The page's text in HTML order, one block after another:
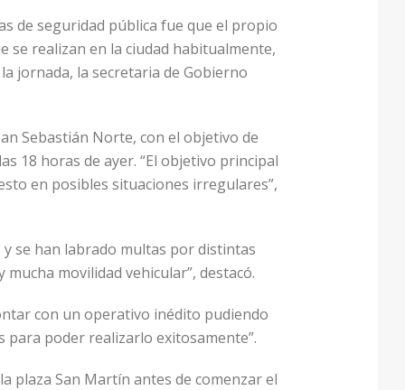
de seguridad pública fue que el propio
se realizan en la ciudad habitualmente,
jornada, la secretaria de Gobierno
Sebastián Norte, con el objetivo de
18 horas de ayer. “El objetivo principal
en posibles situaciones irregulares”,
se han labrado multas por distintas
movilidad vehicular”, destacó.
con un operativo inédito pudiendo
para poder realizarlo exitosamente”.
plaza San Martín antes de comenzar el